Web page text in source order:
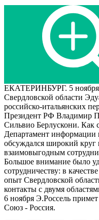
ЕКАТЕРИНБУРГ. 5 ноября
Свердловской области
российско-итальянских
Президент РФ Владимир
Сильвио Берлускони.
Департамент информации
обсуждался широкий круг
взаимовыгодным
Большое внимание было
сотрудничеству: в
опыт Свердловской
контакты с двумя
6 ноября Э.Россель
Союз - Россия.